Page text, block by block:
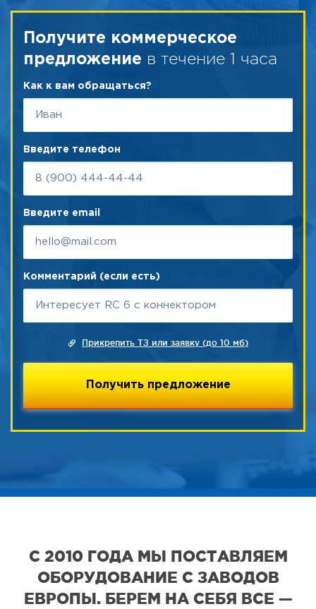
Получите коммерческое
предложение в течение 1 часа
Как к вам обращаться?
Введите телефон
Введите email
Комментарий (если есть)
Прикрепить ТЗ или заявку (до 10 мб)
С 2010 ГОДА МЫ ПОСТАВЛЯЕМ
ОБОРУДОВАНИЕ С ЗАВОДОВ
ЕВРОПЫ. БЕРЕМ НА СЕБЯ ВСЕ —